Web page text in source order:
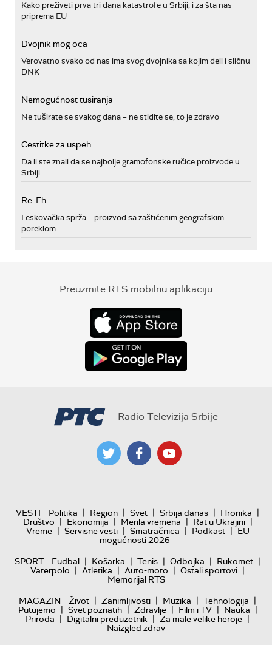
Kako preživeti prva tri dana katastrofe u Srbiji, i za šta nas
priprema EU
Dvojnik mog oca
Verovatno svako od nas ima svog dvojnika sa kojim deli i sličnu
DNK
Nemogućnost tusiranja
Ne tuširate se svakog dana – ne stidite se, to je zdravo
Cestitke za uspeh
Da li ste znali da se najbolje gramofonske ručice proizvode u
Srbiji
Re: Eh...
Leskovačka sprža – proizvod sa zaštićenim geografskim
poreklom
Preuzmite RTS mobilnu aplikaciju
Radio Televizija Srbije
VESTI Politika | Region | Svet | Srbija danas | Hronika |
Društvo | Ekonomija | Merila vremena | Rat u Ukrajini |
Vreme | Servisne vesti | Smatračnica | Podkast | EU
mogućnosti 2026
SPORT
Fudbal | Košarka | Tenis | Odbojka | Rukomet |
Vaterpolo | Atletika | Auto-moto | Ostali sportovi |
Memorijal RTS
MAGAZIN
Život | Zanimljivosti | Muzika | Tehnologija |
Putujemo | Svet poznatih | Zdravlje | Film i TV | Nauka |
Priroda | Digitalni preduzetnik | Za male velike heroje |
Naizgled zdrav